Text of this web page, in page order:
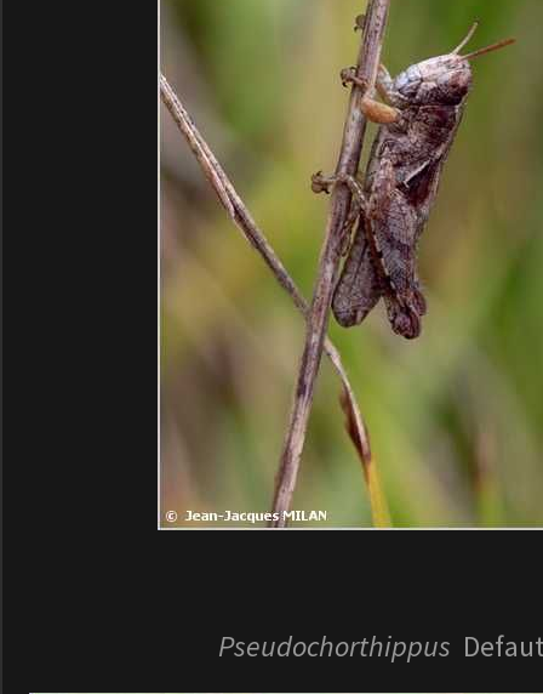
Pseudochorthippus